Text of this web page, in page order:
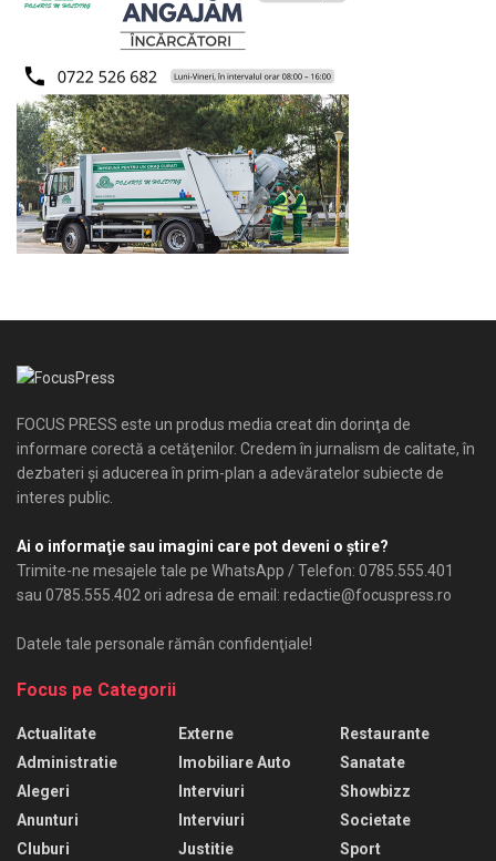
FOCUS PRESS este un produs media creat din dorinţa de
informare corectă a cetăţenilor. Credem în jurnalism de calitate, în
dezbateri şi aducerea în prim-plan a adevăratelor subiecte de
interes public.
Ai o informaţie sau imagini care pot deveni o ştire?
Trimite-ne mesajele tale pe WhatsApp / Telefon: 0785.555.401
sau 0785.555.402 ori adresa de email: redactie@focuspress.ro
Datele tale personale rămân confidenţiale!
Focus pe Categorii
Actualitate
Administratie
Alegeri
Anunturi
Cluburi
Externe
Imobiliare Auto
Interviuri
Interviuri
Justitie
Restaurante
Sanatate
Showbizz
Societate
Sport